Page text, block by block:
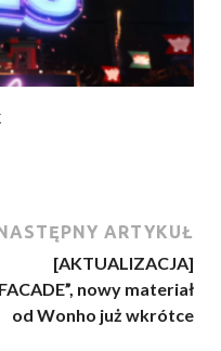
ARTYKUŁ
[AKTUALIZACJA]
nowy materiał
od Wonho już wkrótce